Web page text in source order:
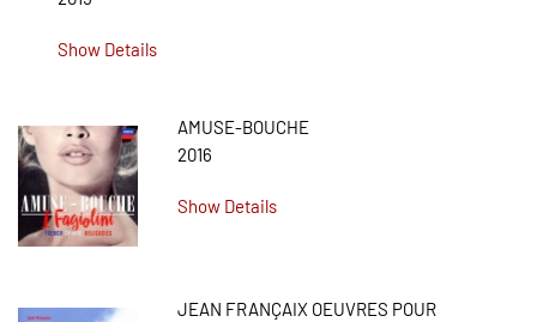
Show Details
AMUSE-BOUCHE
2016
Show Details
JEAN FRANÇAIX OEUVRES POUR